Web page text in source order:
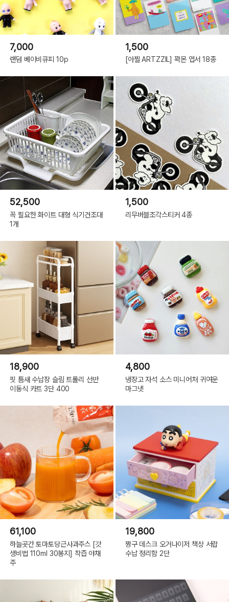
7,000
랜덤 베이비큐피 10p
1,500
[아찔 ARTZZIL] 꽉몬 엽서 18종
52,500
꼭 필요한 화이트 대형 식기건조대
1개
1,500
리무버블조각스티커 4종
18,900
핏 틈새 수납장 슬림 트롤리 선반
이동식 카트 3단 400
4,800
냉장고 자석 소스 미니어처 귀여운
마그넷
61,100
하늘곳간 토마토당근사과주스 [갓
생비법 110ml 30봉지] 착즙 야채
주
19,800
짱구 데스크 오거나이저 책상 서랍
수납 정리함 2단